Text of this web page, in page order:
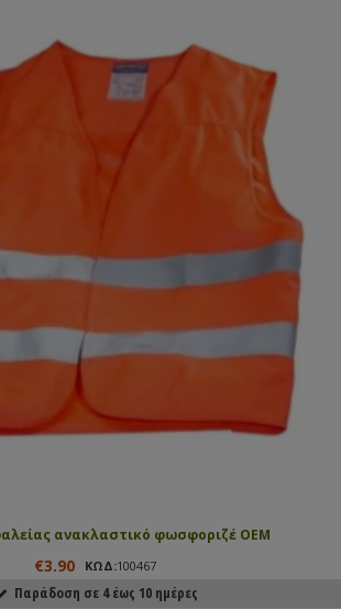
ανακλαστικό φωσφοριζέ ΟΕΜ
€3.90 ΚΩΔ:100467
Παράδοση σε 4 έως 10 ημέρες